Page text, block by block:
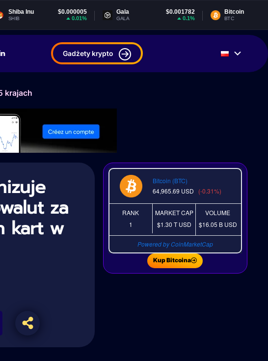
$0.000005 Gala
GALA
Bitcoin $64,965.69
BTC
Gadżety krypto
krajach
za
kart w
Bitcoin (BTC)
64,965.69 USD (-0.31%)
RANK
1
MARKET CAP
$1.30 TUSD
VOLUME
$16.05 B USD
Powered by CoinMarketCap
Kup Bitcoina